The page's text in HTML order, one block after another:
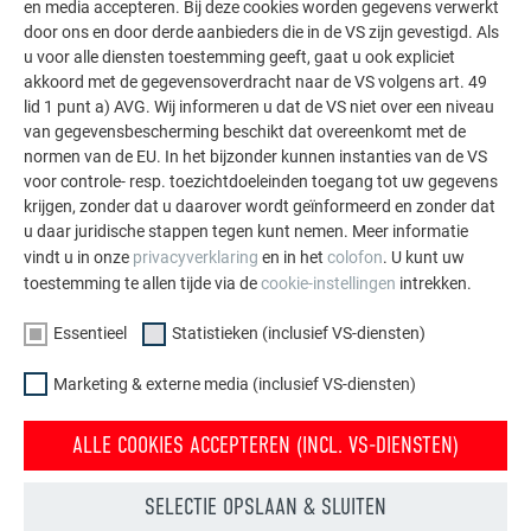
indrukwekkende projecten met de duurzame PREFA
aluminiumoplossingen voor dak, zonne-energie en
gevel.
MEER REFERENTIES BEKIJKEN
en media accepteren. Bij deze cookies worden gegevens verwerkt
door ons en door derde aanbieders die in de VS zijn gevestigd. Als
u voor alle diensten toestemming geeft, gaat u ook expliciet
akkoord met de gegevensoverdracht naar de VS volgens art. 49
lid 1 punt a) AVG. Wij informeren u dat de VS niet over een niveau
van gegevensbescherming beschikt dat overeenkomt met de
normen van de EU. In het bijzonder kunnen instanties van de VS
voor controle- resp. toezichtdoeleinden toegang tot uw gegevens
krijgen, zonder dat u daarover wordt geïnformeerd en zonder dat
u daar juridische stappen tegen kunt nemen. Meer informatie
vindt u in onze privacyverklaring en in het colofon. U kunt uw
toestemming te allen tijde via decookie-instellingen intrekken.
Essentieel Statistieken (inclusief VS-diensten)
Marketing & externe media (inclusief VS-diensten)
ALLE COOKIES ACCEPTEREN (INCL. VS-DIENSTEN)
SELECTIE OPSLAAN & SLUITEN